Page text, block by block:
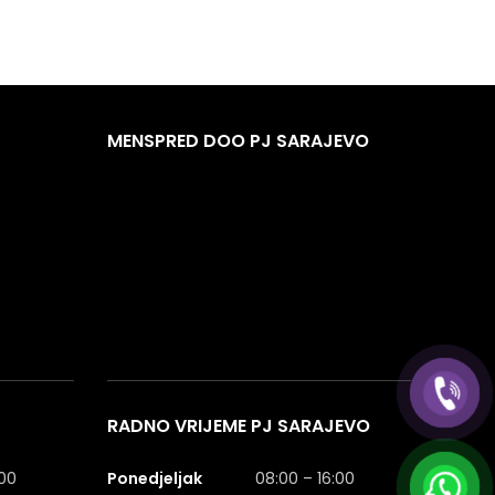
MENSPRED DOO PJ SARAJEVO
RADNO VRIJEME PJ SARAJEVO
Ponedjeljak 08:00 – 16:00